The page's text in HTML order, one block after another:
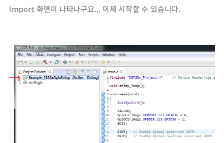
Import 화면이 나타나구요... 이제 시작할 수 있습니다.